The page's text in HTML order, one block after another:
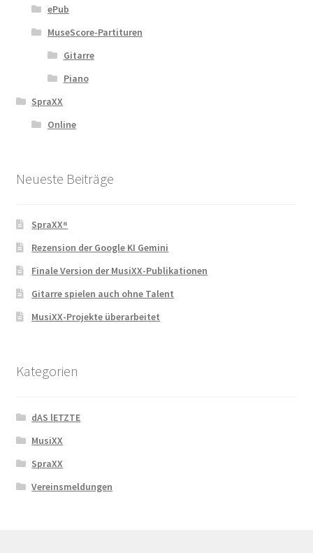
ePub
MuseScore-Partituren
Gitarre
Piano
SpraXX
Online
Neueste Beiträge
SpraXX⁸
Rezension der Google KI Gemini
Finale Version der MusiXX-Publikationen
Gitarre spielen auch ohne Talent
MusiXX-Projekte überarbeitet
Kategorien
dAS lETZTE
MusiXX
SpraXX
Vereinsmeldungen